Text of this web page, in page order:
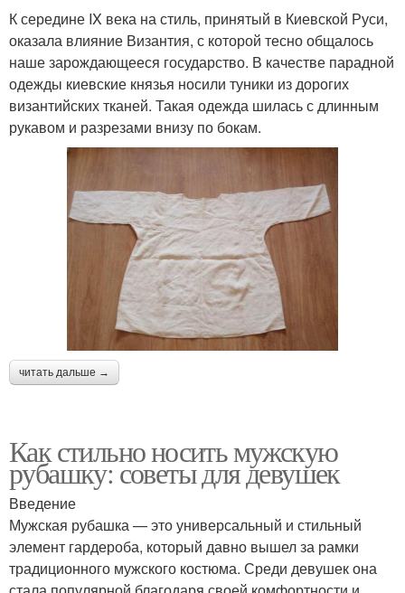
К середине IX века на стиль, принятый в Киевской Руси,
оказала влияние Византия, с которой тесно общалось
наше зарождающееся государство. В качестве парадной
одежды киевские князья носили туники из дорогих
византийских тканей. Такая одежда шилась с длинным
рукавом и разрезами внизу по бокам.
читать дальше →
Как стильно носить мужскую
рубашку: советы для девушек
Введение
Мужская рубашка — это универсальный и стильный
элемент гардероба, который давно вышел за рамки
традиционного мужского костюма. Среди девушек она